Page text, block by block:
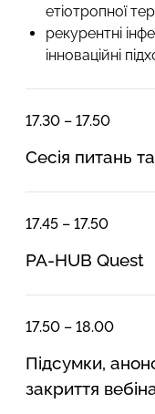
етіотропної
рекурентні
інноваційні
17.30 – 17.50
Сесія питань
17.45 – 17.50
PA-HUB Quest
17.50 – 18.00
Підсумки,
закриття